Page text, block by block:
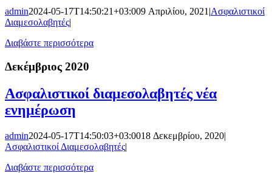
admin2024-05-17T14:50:21+03:009 Απριλίου, 2021 |Ασφαλιστικοί
Διαμεσολαβητές|
Διαβάστε περισσότερα
Δεκέμβριος 2020
Ασφαλιστικοί διαμεσολαβητές νέα
ενημέρωση
admin2024-05-17T14:50:03+03:0018 Δεκεμβρίου, 2020|
Ασφαλιστικοί Διαμεσολαβητές|
Διαβάστε περισσότερα